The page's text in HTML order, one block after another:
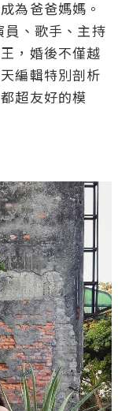
為爸爸媽媽。
員、歌手、主持
，婚後不僅越
編輯特別剖析
超友好的模